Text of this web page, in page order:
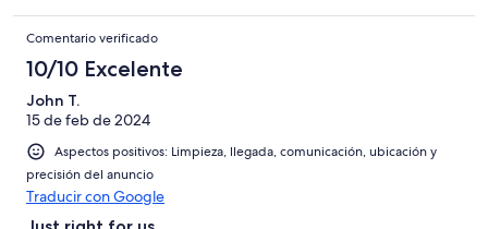
Sports to watch our favorite teams. We would absolutely stay
here again and have no reservations recommending it to others.
Enjoy!
Comentario verificado
10/10 Excelente
John T.
15 de feb de 2024
Aspectos positivos: Limpieza, llegada, comunicación, ubicación y
precisión del anuncio
Traducir con Google